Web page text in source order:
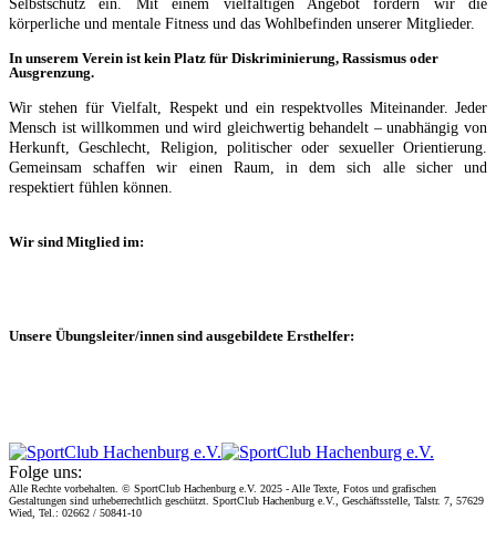
Selbstschutz ein. Mit einem vielfältigen Angebot fördern wir die
körperliche und mentale Fitness und das Wohlbefinden unserer Mitglieder.
In unserem Verein ist kein Platz für Diskriminierung, Rassismus oder
Ausgrenzung.
Wir stehen für Vielfalt, Respekt und ein respektvolles Miteinander. Jeder
Mensch ist willkommen und wird gleichwertig behandelt – unabhängig von
Herkunft, Geschlecht, Religion, politischer oder sexueller Orientierung.
Gemeinsam schaffen wir einen Raum, in dem sich alle sicher und
respektiert fühlen können.
Wir sind Mitglied im:
Unsere Übungsleiter/innen sind ausgebildete Ersthelfer:
Folge uns:
Alle Rechte vorbehalten. © SportClub Hachenburg e.V. 2025 - Alle Texte, Fotos und grafischen
Gestaltungen sind urheberrechtlich geschützt. SportClub Hachenburg e.V., Geschäftsstelle, Talstr. 7, 57629
Wied, Tel.: 02662 / 50841-10